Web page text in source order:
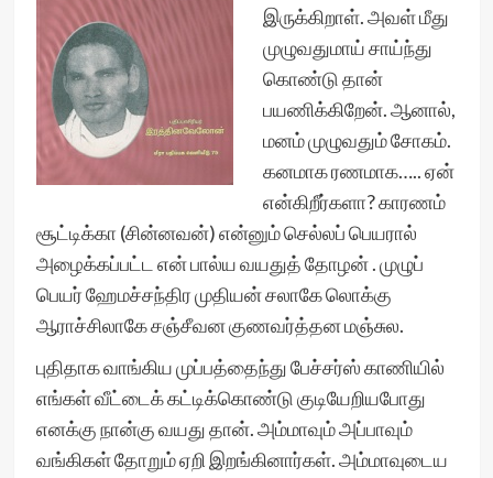
இருக்கிறாள். அவள் மீது
முழுவதுமாய் சாய்ந்து
கொண்டு தான்
பயணிக்கிறேன். ஆனால்,
மனம் முழுவதும் சோகம்.
கனமாக ரணமாக….. ஏன்
என்கிறீர்களா? காரணம்
சூட்டிக்கா (சின்னவன்) என்னும் செல்லப் பெயரால்
அழைக்கப்பட்ட என் பால்ய வயதுத் தோழன் . முழுப்
பெயர் ஹேமச்சந்திர முதியன் சலாகே லொக்கு
ஆராச்சிலாகே சஞ்சீவன குணவர்த்தன மஞ்சுல.
புதிதாக வாங்கிய முப்பத்தைந்து பேச்சர்ஸ் காணியில்
எங்கள் வீட்டைக் கட்டிக்கொண்டு குடியேறியபோது
எனக்கு நான்கு வயது தான். அம்மாவும் அப்பாவும்
வங்கிகள் தோறும் ஏறி இறங்கினார்கள். அம்மாவுடைய